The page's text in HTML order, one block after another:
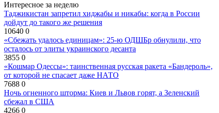
Интересное за неделю
Таджикистан запретил хиджабы и никабы: когда в России
дойдут до такого же решения
10640 0
«Сбежать удалось единицам»: 25-ю ОДШБр обнулили, что
осталось от элиты украинского десанта
3855 0
«Кошмар Одессы»: таинственная русская ракета «Бандероль»,
от которой не спасает даже НАТО
7688 0
Ночь огненного шторма: Киев и Львов горят, а Зеленский
сбежал в США
4266 0